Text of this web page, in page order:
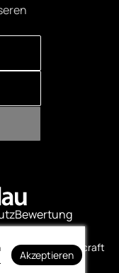
Bewertung
with ❤️ by bitcraft
Akzeptieren